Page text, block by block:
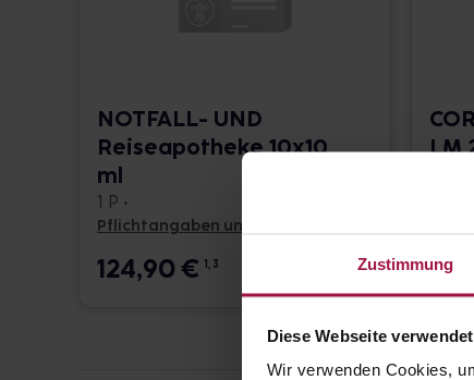
Zustimmung
Diese Webseite
Wir verwenden Cookies,
NOTFALL- UND
Reiseapotheke 10x10
ml
1 P •
Pflichtangaben und Details
124,90€ 1, 3
LM